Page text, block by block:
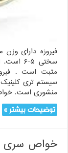
سختی ۵-
مثبت است .
سیستم تری کلینیک
منشوری است.
توضیحات بیشتر »
خواص سری